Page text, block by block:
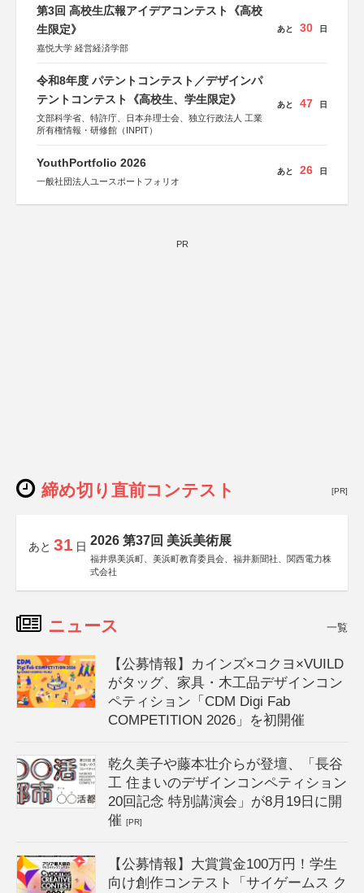
第3回 高校生広報アイデアコンテスト《高校
生限定》
嘉悦大学 経営経済学部
あと 30 日
令和8年度 パテントコンテスト／デザインパ
テントコンテスト《高校生、学生限定》
文部科学省、特許庁、日本弁理士会、独立行政法人 工業
所有権情報・研修館（INPIT）
あと 47 日
YouthPortfolio 2026
一般社団法人ユースポートフォリオ
あと 26 日
PR
締め切り直前コンテスト [PR]
あと 31 日 2026 第37回 美浜美術展
福井県美浜町、美浜町教育委員会、福井新聞社、関西電力株
式会社
ニュース 一覧
【公募情報】カインズ×コクヨ×VUILD
がタッグ、家具・木工品デザインコン
ペティション「CDM Digi Fab
COMPETITION 2026」を初開催
乾久美子や藤本壮介らが登壇、「長谷
工 住まいのデザインコンペティション
20回記念 特別講演会」が8月19日に開
催[PR]
【公募情報】大賞賞金100万円！学生
向け創作コンテスト「サイゲームス ク